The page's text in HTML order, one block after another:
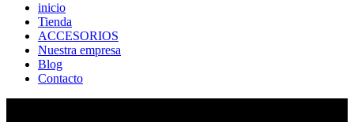
inicio
Tienda
ACCESORIOS
Nuestra empresa
Blog
Contacto